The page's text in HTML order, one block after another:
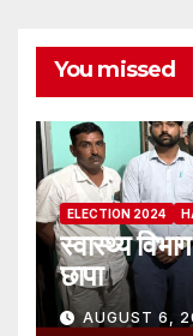
You missed
ELECTION 2024
स्वास्थ्य
छापा
AUGUST 6,